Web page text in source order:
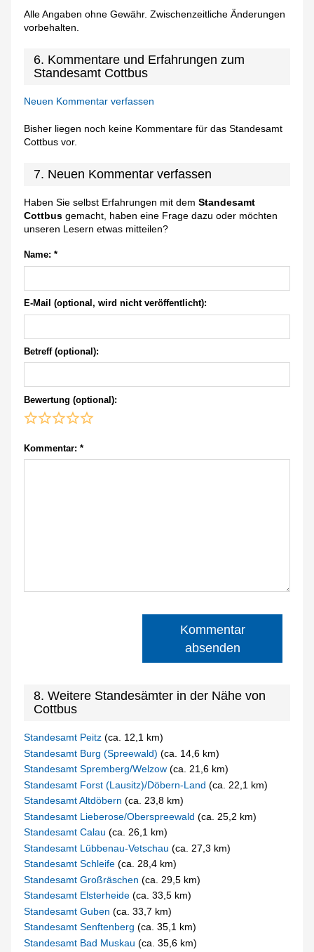
Alle Angaben ohne Gewähr. Zwischenzeitliche Änderungen
vorbehalten.
6. Kommentare und Erfahrungen zum
Standesamt Cottbus
Neuen Kommentar verfassen
Bisher liegen noch keine Kommentare für das Standesamt
Cottbus vor.
7. Neuen Kommentar verfassen
Haben Sie selbst Erfahrungen mit demStandesamt
Cottbus gemacht, haben eine Frage dazu oder möchten
unseren Lesern etwas mitteilen?
Name: *
E-Mail (optional, wird nicht veröffentlicht):
Betreff (optional):
Bewertung (optional):
Kommentar: *
Kommentar
absenden
8. Weitere Standesämter in der Nähe von
Cottbus
Standesamt Peitz(ca. 12,1 km)
Standesamt Burg (Spreewald)(ca. 14,6 km)
Standesamt Spremberg/Welzow(ca. 21,6 km)
Standesamt Forst (Lausitz)/Döbern-Land(ca. 22,1 km)
Standesamt Altdöbern(ca. 23,8 km)
Standesamt Lieberose/Oberspreewald(ca. 25,2 km)
Standesamt Calau(ca. 26,1 km)
Standesamt Lübbenau-Vetschau(ca. 27,3 km)
Standesamt Schleife(ca. 28,4 km)
Standesamt Großräschen(ca. 29,5 km)
Standesamt Elsterheide(ca. 33,5 km)
Standesamt Guben(ca. 33,7 km)
Standesamt Senftenberg(ca. 35,1 km)
Standesamt Bad Muskau(ca. 35,6 km)